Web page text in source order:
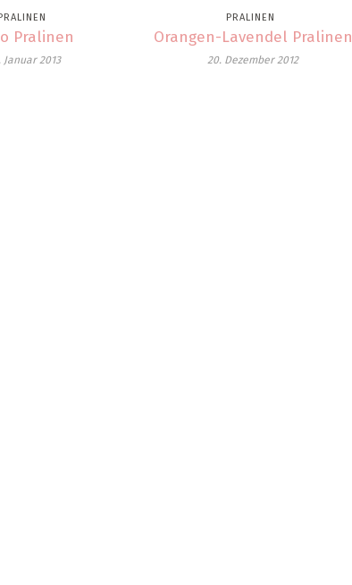
Pralinen
Januar 2013
PRALINEN
Orangen-Lavendel Pralinen
20. Dezember 2012